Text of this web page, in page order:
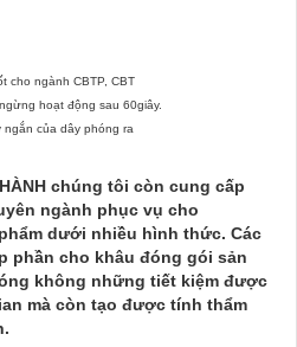
cho ngành CBTP, CBT
hoạt động sau 60giây.
của dây phóng ra
chúng tôi còn cung cấp
ngành phục vụ cho
dưới nhiều hình thức. Các
phần cho khâu đóng gói sản
không những tiết kiệm được
mà còn tạo được tính thẩm